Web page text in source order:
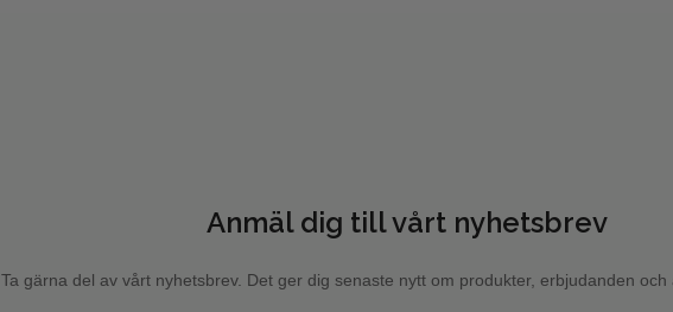
Anmäl dig till vårt nyhetsbrev
Ta gärna del av vårt nyhetsbrev. Det ger dig senaste nytt om produkter, erbjudanden